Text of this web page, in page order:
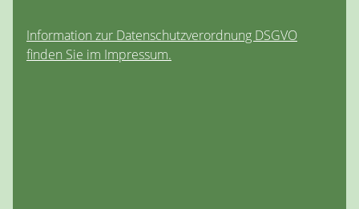
Information zur Datenschutzverordnung DSGVO
finden Sie im Impressum.